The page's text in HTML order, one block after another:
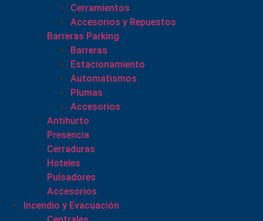
Cerramientos
Accesorios y Repuestos
Barreras Parking
Barreras
Estacionamiento
Automatismos
Plumas
Accesorios
Antihurto
Presencia
Cerraduras
Hoteles
Pulsadores
Accesorios
Incendio y Evacuación